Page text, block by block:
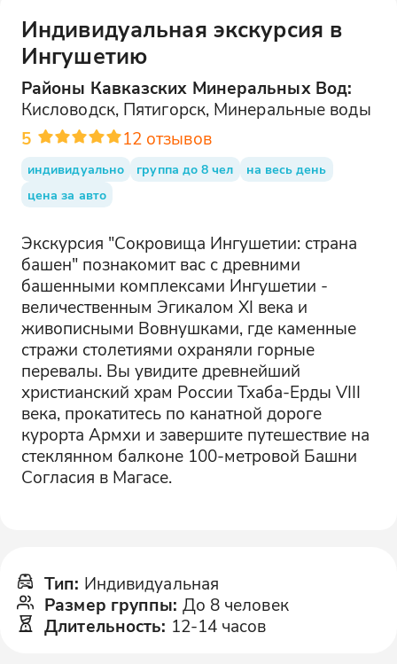
Индивидуальная экскурсия в
Ингушетию
Районы Кавказских Минеральных Вод:
Кисловодск, Пятигорск, Минеральные воды
5
12 отзывов
индивидуально группа до 8 чел
на весь день
цена за авто
Экскурсия "Сокровища Ингушетии: страна
башен" познакомит вас с древними
башенными комплексами Ингушетии -
величественным Эгикалом XI века и
живописными Вовнушками, где каменные
стражи столетиями охраняли горные
перевалы. Вы увидите древнейший
христианский храм России Тхаба-Ерды VIII
века, прокатитесь по канатной дороге
курорта Армхи и завершите путешествие на
стеклянном балконе 100-метровой Башни
Согласия в Магасе.
Тип: Индивидуальная
Размер группы: До 8 человек
Длительность: 12-14 часов